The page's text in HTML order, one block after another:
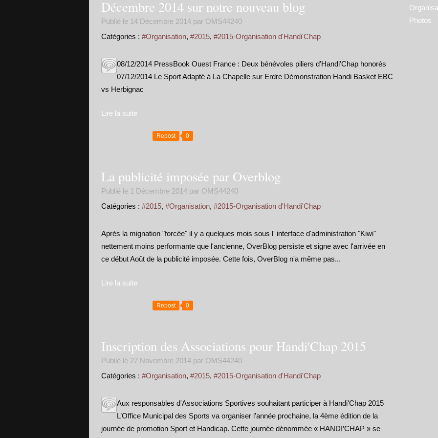
Décembre 2014 sur notre nouveau blog
Publié le 14 Décembre 2014 par OMS44240
Catégories : #Organisation, #2015, #2015-Organisation d'Handi'Chap
08/12/2014 PressBook Ouest France : Deux bénévoles piliers d'Handi'Chap honorés
07/12/2014 Le Sport Adapté à La Chapelle sur Erdre Démonstration Handi Basket EBC
vs Herbignac
Lire la suite
Repost 0
La publicité imposée par Overblog
Publié le 1 Décembre 2014 par OMS44240
Catégories : #2015, #Organisation, #2015-Organisation d'Handi'Chap
Après la mignation "forcée" il y a quelques mois sous l' interface d'administration "Kiwi"
nettement moins performante que l'ancienne, OverBlog persiste et signe avec l'arrivée en
ce début Août de la publicité imposée. Cette fois, OverBlog n'a même pas...
Lire la suite
Repost 0
Inscription des Associations pour Handi'Chap 2015
Publié le 27 Novembre 2014 par OMS44240
Catégories : #Organisation, #2015, #2015-Organisation d'Handi'Chap
Aux responsables d'Associations Sportives souhaitant participer à Handi'Chap 2015
L’Office Municipal des Sports va organiser l’année prochaine, la 4ème édition de la
journée de promotion Sport et Handicap. Cette journée dénommée « HANDI’CHAP » se
Photos